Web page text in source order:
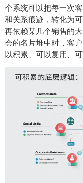
个系统可以把每一次
和关系痕迹，转化为
再依赖某几个销售的
会的名片堆中时，客
以积累、可以复用、可